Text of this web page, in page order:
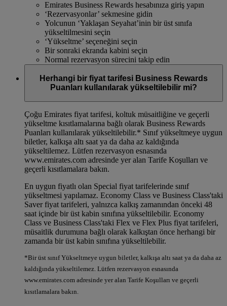
Emirates Business Rewards hesabınıza giriş yapın
‘Rezervasyonlar’ sekmesine gidin
Yolcunun ‘Yaklaşan Seyahat’inin bir üst sınıfa
yükseltilmesini seçin
‘Yükseltme’ seçeneğini seçin
Bir sonraki ekranda kabini seçin
Normal rezervasyon sürecini takip edin
Herhangi bir fiyat tarifesi Business Rewards
Puanları kullanılarak yükseltilebilir mi?
Çoğu Emirates fiyat tarifesi, koltuk müsaitliğine ve geçerli
yükseltme kısıtlamalarına bağlı olarak Business Rewards
Puanları kullanılarak yükseltilebilir.* Sınıf yükseltmeye uygun
biletler, kalkışa altı saat ya da daha az kaldığında
yükseltilemez. Lütfen rezervasyon esnasında
www.emirates.com adresinde yer alan Tarife Koşulları ve
geçerli kısıtlamalara bakın.
En uygun fiyatlı olan Special fiyat tarifelerinde sınıf
yükseltmesi yapılamaz. Economy Class ve Business Class'taki
Saver fiyat tarifeleri, yalnızca kalkış zamanından önceki 48
saat içinde bir üst kabin sınıfına yükseltilebilir. Economy
Class ve Business Class'taki Flex ve Flex Plus fiyat tarifeleri,
müsaitlik durumuna bağlı olarak kalkıştan önce herhangi bir
zamanda bir üst kabin sınıfına yükseltilebilir.
*Bir üst sınıf Yükseltmeye uygun biletler, kalkışa altı saat ya da daha az
kaldığında yükseltilemez. Lütfen rezervasyon esnasında
www.emirates.com adresinde yer alan Tarife Koşulları ve geçerli
kısıtlamalara bakın.